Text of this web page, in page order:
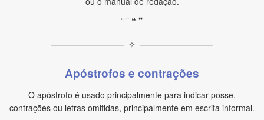
“ ” ❝ ❞
✧
Apóstrofos e contrações
O apóstrofo é usado principalmente para indicar posse,
contrações ou letras omitidas, principalmente em escrita informal.